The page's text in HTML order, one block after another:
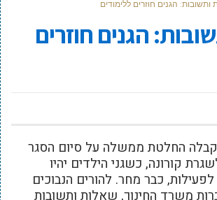
ותשובות: הגנים חוזרים ללימודים
הגנים חוזרים
החלטת ממשלה על סיום הסגר
קורונה, כשגני הילדים יהיו
כבר מחר. להורים הנבוכים
משרד החינוך, שאלות ותשובות